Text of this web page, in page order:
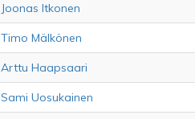
Joonas Itkonen
Timo Mälkönen
Arttu Haapsaari
Sami Uosukainen